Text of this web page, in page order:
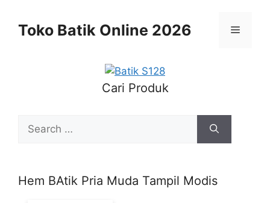
contentToko Batik Online 2026 Menu
Cari Produk
for:
Hem BAtik Pria Muda Tampil Modis